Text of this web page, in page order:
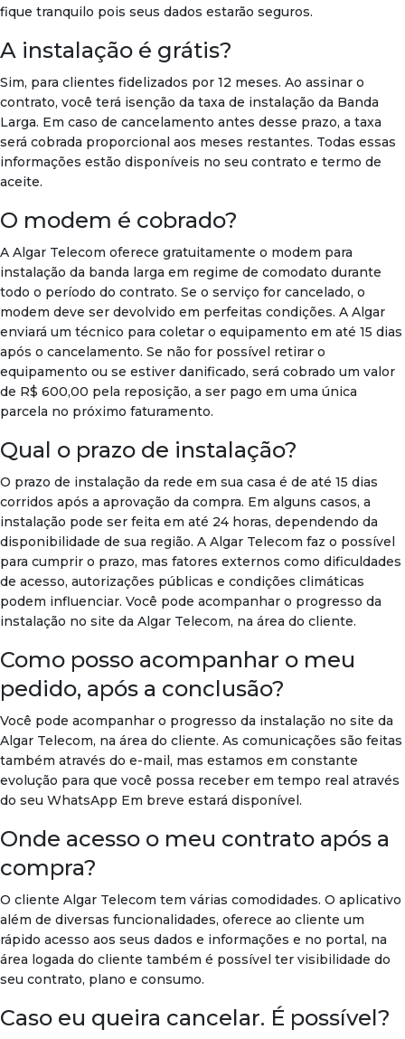
fique tranquilo pois seus dados estarão seguros.
A instalação é grátis?
Sim, para clientes fidelizados por 12 meses. Ao assinar o
contrato, você terá isenção da taxa de instalação da Banda
Larga. Em caso de cancelamento antes desse prazo, a taxa
será cobrada proporcional aos meses restantes. Todas essas
informações estão disponíveis no seu contrato e termo de
aceite.
O modem é cobrado?
A Algar Telecom oferece gratuitamente o modem para
instalação da banda larga em regime de comodato durante
todo o período do contrato. Se o serviço for cancelado, o
modem deve ser devolvido em perfeitas condições. A Algar
enviará um técnico para coletar o equipamento em até 15 dias
após o cancelamento. Se não for possível retirar o
equipamento ou se estiver danificado, será cobrado um valor
de R$ 600,00 pela reposição, a ser pago em uma única
parcela no próximo faturamento.
Qual o prazo de instalação?
O prazo de instalação da rede em sua casa é de até 15 dias
corridos após a aprovação da compra. Em alguns casos, a
instalação pode ser feita em até 24 horas, dependendo da
disponibilidade de sua região. A Algar Telecom faz o possível
para cumprir o prazo, mas fatores externos como dificuldades
de acesso, autorizações públicas e condições climáticas
podem influenciar. Você pode acompanhar o progresso da
instalação no site da Algar Telecom, na área do cliente.
Como posso acompanhar o meu
pedido, após a conclusão?
Você pode acompanhar o progresso da instalação no site da
Algar Telecom, na área do cliente. As comunicações são feitas
também através do e-mail, mas estamos em constante
evolução para que você possa receber em tempo real através
do seu WhatsApp Em breve estará disponível.
Onde acesso o meu contrato após a
compra?
O cliente Algar Telecom tem várias comodidades. O aplicativo
além de diversas funcionalidades, oferece ao cliente um
rápido acesso aos seus dados e informações e no portal, na
área logada do cliente também é possível ter visibilidade do
seu contrato, plano e consumo.
Caso eu queira cancelar. É possível?